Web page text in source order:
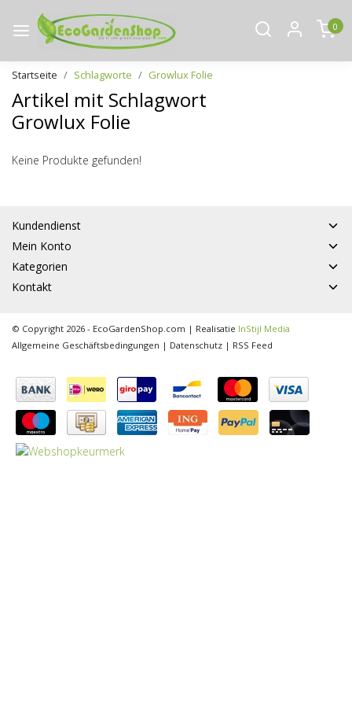
0
Startseite Schlagworte Growlux Folie
Artikel mit Schlagwort
Growlux Folie
Keine Produkte gefunden!
Kundendienst
Mein Konto
Kategorien
Kontakt
© Copyright 2026 - EcoGardenShop.com | Realisatie InStijl Media
Allgemeine Geschäftsbedingungen | Datenschutz | RSS Feed